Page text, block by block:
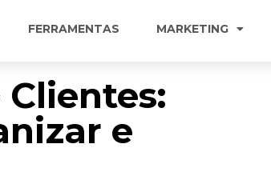
FERRAMENTAS MARKETING
e